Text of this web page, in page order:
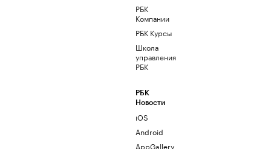
РБК
Компании
РБК Курсы
Школа
управления
РБК
РБК
Новости
iOS
Android
AppGallery